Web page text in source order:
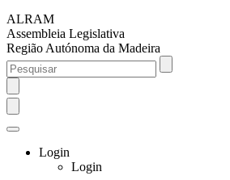
ALRAM
Assembleia Legislativa
Região Autónoma da Madeira
Login
Login